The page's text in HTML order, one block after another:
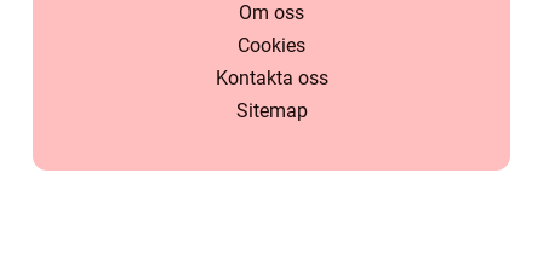
Om oss
Cookies
Kontakta oss
Sitemap